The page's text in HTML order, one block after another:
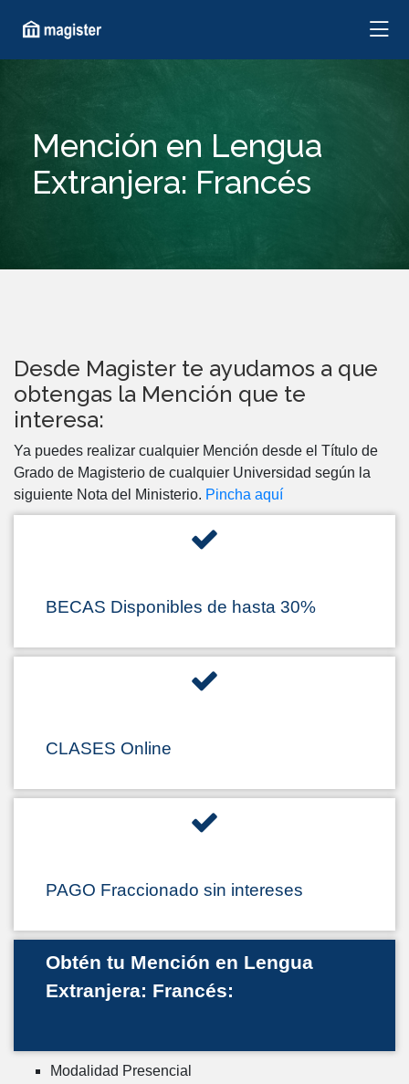
Mención en Lengua
Extranjera: Francés
Desde Magister te ayudamos a que
obtengas la Mención que te
interesa:
Ya puedes realizar cualquier Mención desde el Título de
Grado de Magisterio de cualquier Universidad según la
siguiente Nota del Ministerio. Pincha aquí
BECAS Disponibles de hasta 30%
CLASES Online
PAGO Fraccionado sin intereses
Obtén tu Mención en Lengua
Extranjera: Francés:
Modalidad Presencial